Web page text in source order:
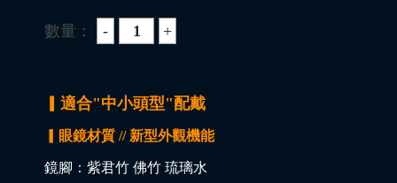
數量：
▎適合"中小頭型"配戴
▎眼鏡材質 // 新型外觀機能
鏡腳：紫君竹 佛竹 琉璃水